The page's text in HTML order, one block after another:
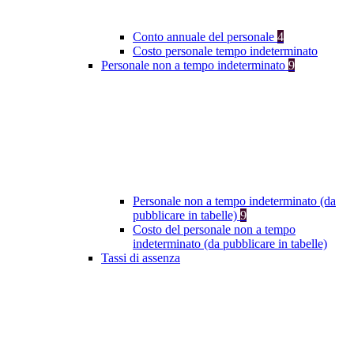
Conto annuale del personale 4
Costo personale tempo indeterminato
Personale non a tempo indeterminato 9
Personale non a tempo indeterminato (da
pubblicare in tabelle) 9
Costo del personale non a tempo
indeterminato (da pubblicare in tabelle)
Tassi di assenza